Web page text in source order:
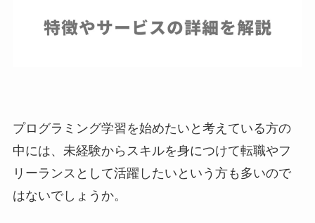
プログラミング学習を始めたいと考えている方の
中には、未経験からスキルを身につけて転職やフ
リーランスとして活躍したいという方も多いので
はないでしょうか。